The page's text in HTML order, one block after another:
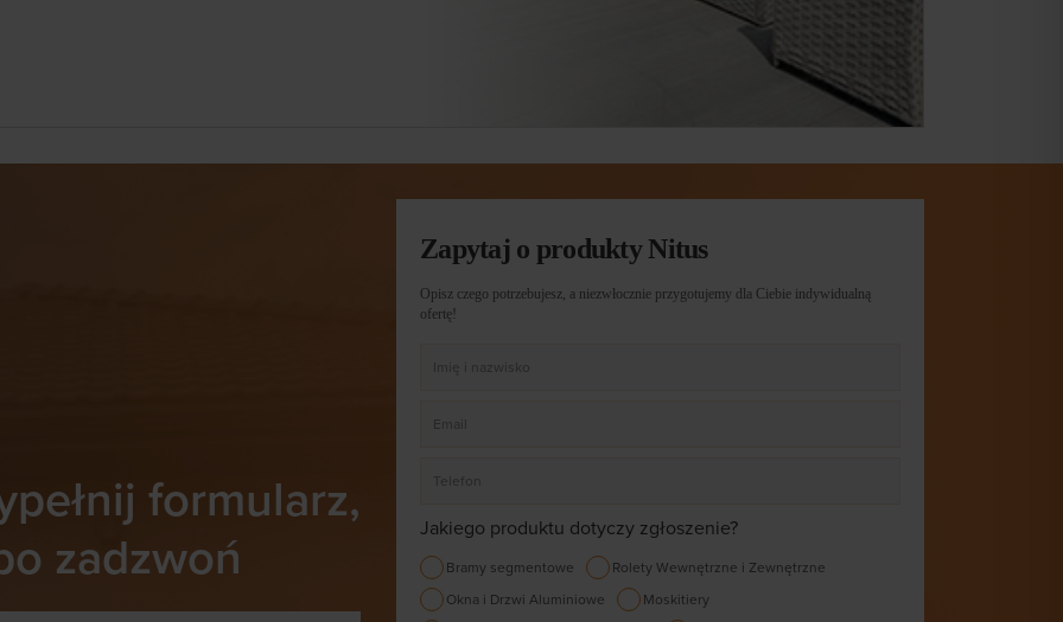
formularz,
zadzwoń
Zapytaj o produkty Nitus
Opisz czego potrzebujesz, a niezwłocznie przygotujemy dla Ciebie indywidualną
ofertę!
Jakiego produktu dotyczy zgłoszenie?
Bramy segmentowe
Rolety Wewnętrzne i Zewnętrzne
Okna i Drzwi Aluminiowe
Moskitiery